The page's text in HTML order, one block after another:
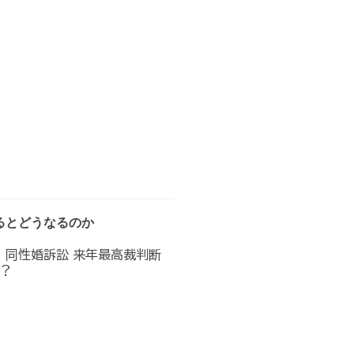
どうなるのか
性婚訴訟 来年最高裁判断